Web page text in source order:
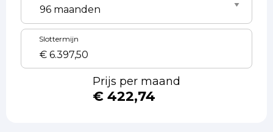
Slottermijn
Prijs per maand
€ 422,74